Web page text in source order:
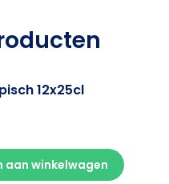
12x25cl
aan winkelwagen